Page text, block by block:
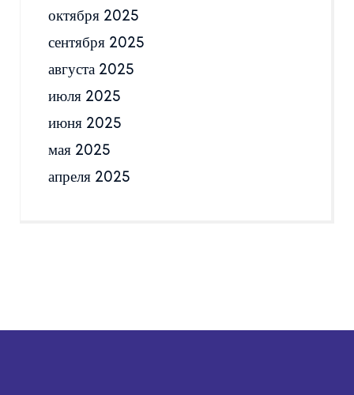
октября 2025
сентября 2025
августа 2025
июля 2025
июня 2025
мая 2025
апреля 2025